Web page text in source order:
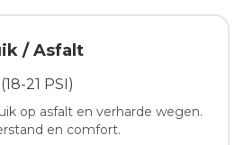
/ Asfalt
21 PSI)
op asfalt en verharde wegen.
en comfort.